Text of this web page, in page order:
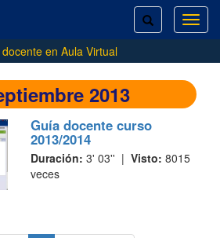
TOGGLE
SEARCH
en Aula Virtual
2013
Guía docente curso
2013/2014
Duración: 3' 03'' | Visto: 8015
veces